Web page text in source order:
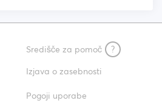
Središče za pomoč
?
Izjava o zasebnosti
Pogoji uporabe